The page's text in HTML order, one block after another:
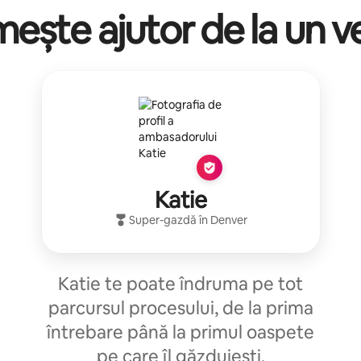
ajutor de la un
Katie
Super-gazdăîn Denver
Katie te poate îndruma pe tot
parcursul procesului, de la prima
întrebare până la primul oaspete
pe care îl găzduiești.